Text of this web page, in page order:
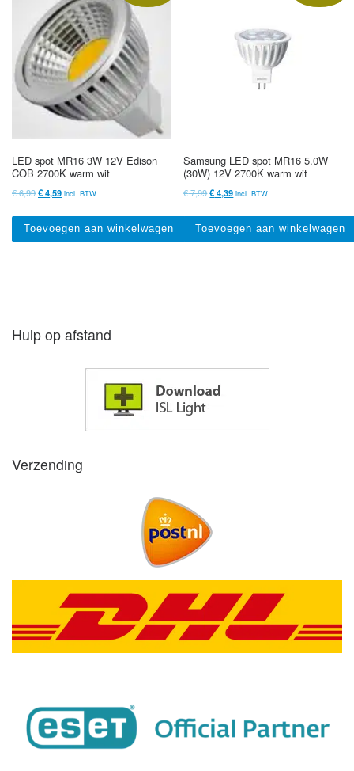
LED spot MR16 3W 12V Edison
COB 2700K warm wit
€6,99Oorspronkelijke prijs was: € 6,99.
€ 4,59Huidige prijs is: € 4,59.
incl. BTW
Toevoegen aan winkelwagen
Samsung LED spot MR16 5.0W
(30W) 12V 2700K warm wit
€7,99Oorspronkelijke prijs was: € 7,99.
€ 4,39Huidige prijs is: € 4,39.
incl. BTW
Toevoegen aan winkelwagen
Hulp op afstand
Verzending